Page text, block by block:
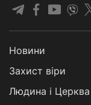
Новини
Захист віри
Людина і Церква